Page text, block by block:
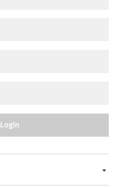
Login